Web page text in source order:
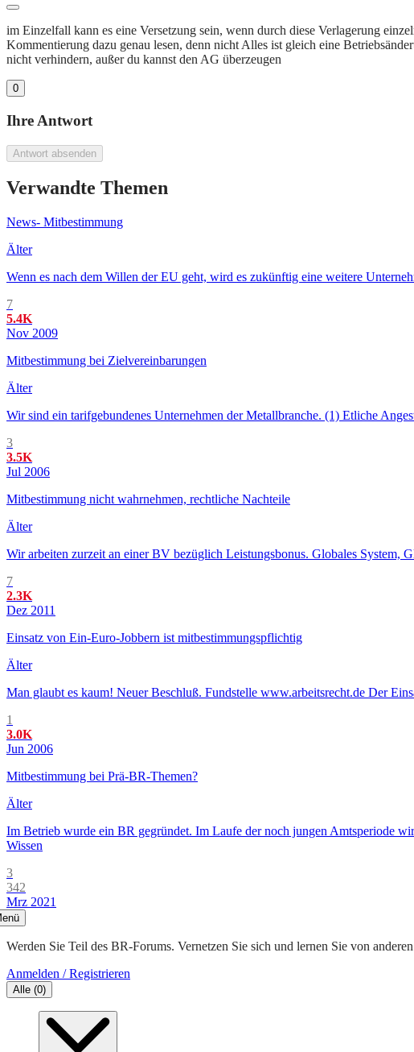
im Einzelfall kann es eine Versetzung sein, wenn durch diese Verlagerung
Kommentierung dazu genau lesen, denn nicht Alles ist gleich eine
nicht verhindern, außer du kannst den AG überzeugen
0
Ihre Antwort
Antwort absenden
Verwandte Themen
News- Mitbestimmung
Älter
Wenn es nach dem Willen der EU geht, wird es zukünftig eine weitere
7
5.4K
Nov 2009
Mitbestimmung bei Zielvereinbarungen
Älter
Wir sind ein tarifgebundenes Unternehmen der Metallbranche. (1) Etliche
3
3.5K
Jul 2006
Mitbestimmung nicht wahrnehmen, rechtliche Nachteile
Älter
Wir arbeiten zurzeit an einer BV bezüglich Leistungsbonus. Globales System,
7
2.3K
Dez 2011
Einsatz von Ein-Euro-Jobbern ist mitbestimmungspflichtig
Älter
Man glaubt es kaum! Neuer Beschluß. Fundstelle www.arbeitsrecht.de Der
1
3.0K
Jun 2006
Mitbestimmung bei Prä-BR-Themen?
Älter
Im Betrieb wurde ein BR gegründet. Im Laufe der noch jungen Amtsperiode
Wissen
3
342
Mrz 2021
Werden Sie Teil des BR-Forums. Vernetzen Sie sich und lernen Sie von
Anmelden / Registrieren
Alle (0)